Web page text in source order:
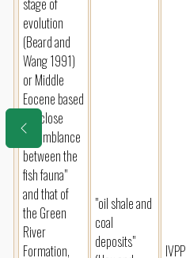
stage of
evolution
(Beard and
Wang 1991)
or Middle
Eocene based
on "close
resemblance
between the
fish fauna"
and that of
the Green
River
Formation,
"oil shale and
coal
deposits"
IVPP